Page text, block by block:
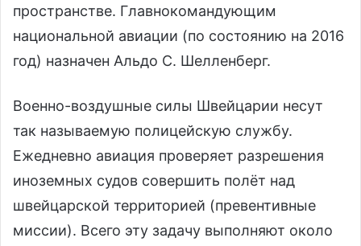
пространстве. Главнокомандующим
национальной авиации (по состоянию на 2016
год) назначен Альдо С. Шелленберг.
Военно-воздушные силы Швейцарии несут
так называемую полицейскую службу.
Ежедневно авиация проверяет разрешения
иноземных судов совершить полёт над
швейцарской территорией (превентивные
миссии). Всего эту задачу выполняют около